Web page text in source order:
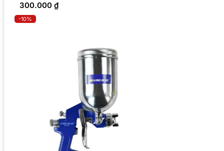
300.000 ₫
-10%